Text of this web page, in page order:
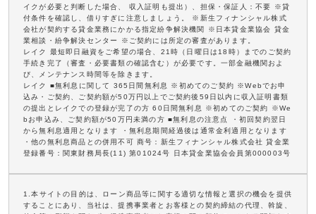
イクが必要と判断した場合、 収入証明も提出）、担保・保証人：不要 ※貸
付条件を確認し、借りすぎに注意しましょう。 ※新生フィナンシャル株式
会社が契約する貸金業務にかかる指定紛争解決機関 ※日本貸金業協会 貸金
業相談・紛争解決センター ※ご契約には所定の審査があります。
レイク 最短即日融資をご希望の場合、21時（日曜日は18時）までのご契約
手続き完了（審査・必要書類の確認含む）が必要です。一部金融機関およ
び、メンテナンス時間等を除きます。
レイク ■無利息に関して 365日間無利息 ※初めてのご契約 ※Webでお申
込み・ご契約、ご契約額が50万円以上でご契約後59日以内に収入証明書類
の提出とレイクでの登録が完了の方 60日間無利息 ※初めてのご契約 ※We
bお申込み、ご契約額が50万円未満の方 ■無利息の注意点 ・初回契約翌日
から無利息適用となります ・無利息期間経過後は通常金利適用となります
・他の無利息商品との併用不可 商号：新生フィナンシャル株式会社 貸金業
登録番号：関東財務局長(11) 第01024号 日本貸金業協会会員第000003号
1.本サイトの目的は、ローン商品等に関する適切な情報と選択の機会を提供
することにあり、当社は、提携事業者とお客様との契約締結の代理、斡旋、